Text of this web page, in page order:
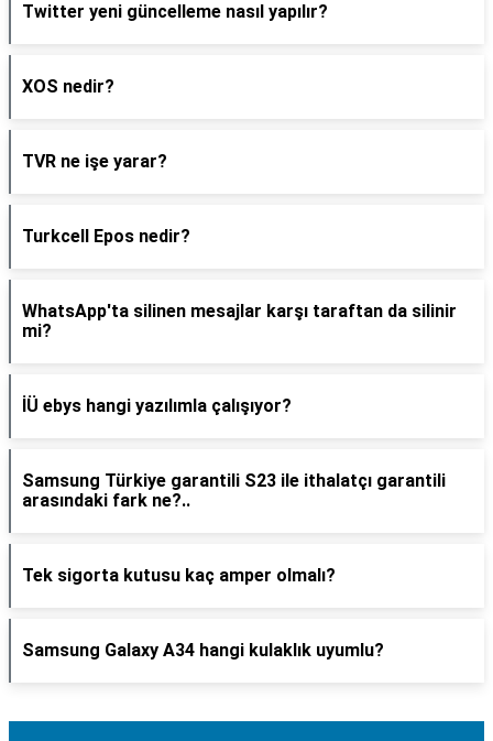
Twitter yeni güncelleme nasıl yapılır?
XOS nedir?
TVR ne işe yarar?
Turkcell Epos nedir?
WhatsApp'ta silinen mesajlar karşı taraftan da silinir
mi?
İÜ ebys hangi yazılımla çalışıyor?
Samsung Türkiye garantili S23 ile ithalatçı garantili
arasındaki fark ne?..
Tek sigorta kutusu kaç amper olmalı?
Samsung Galaxy A34 hangi kulaklık uyumlu?